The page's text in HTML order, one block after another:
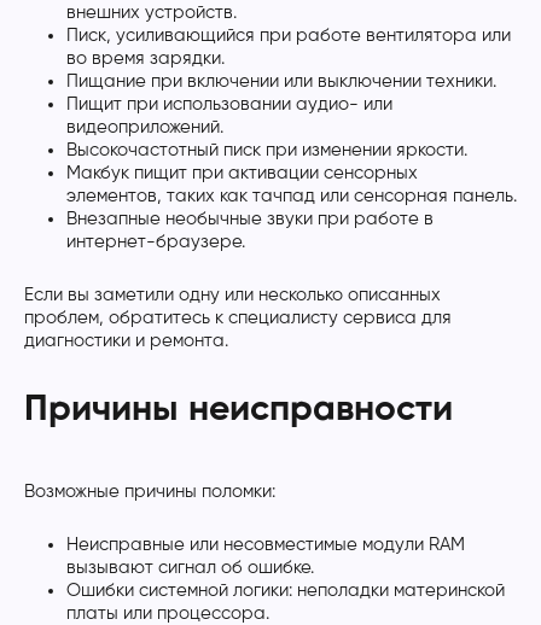
внешних устройств.
Писк, усиливающийся при работе вентилятора или
во время зарядки.
Пищание при включении или выключении техники.
Пищит при использовании аудио- или
видеоприложений.
Высокочастотный писк при изменении яркости.
Макбук пищит при активации сенсорных
элементов, таких как тачпад или сенсорная панель.
Внезапные необычные звуки при работе в
интернет-браузере.
Если вы заметили одну или несколько описанных
проблем, обратитесь к специалисту сервиса для
диагностики и ремонта.
Причины неисправности
Возможные причины поломки:
Неисправные или несовместимые модули RAM
вызывают сигнал об ошибке.
Ошибки системной логики: неполадки материнской
платы или процессора.